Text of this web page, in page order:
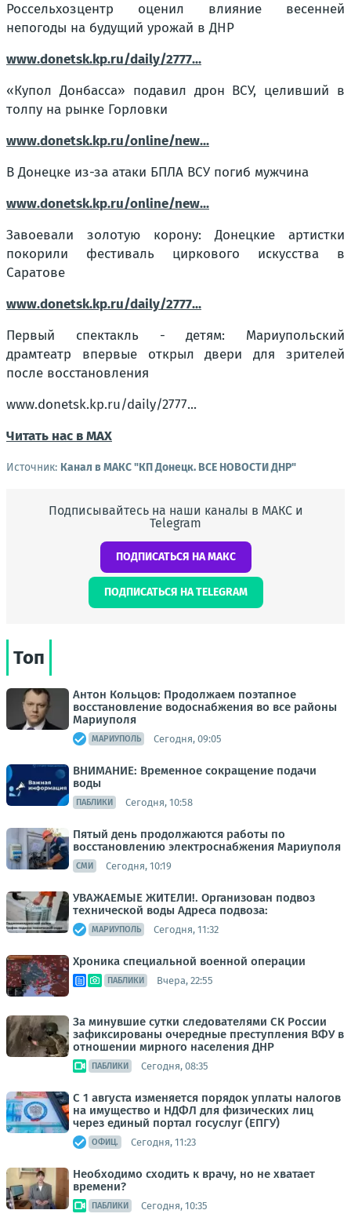
Россельхозцентр оценил влияние весенней
непогоды на будущий урожай в ДНР
www.donetsk.kp.ru/daily/2777...
«Купол Донбасса» подавил дрон ВСУ, целивший в
толпу на рынке Горловки
www.donetsk.kp.ru/online/new...
В Донецке из-за атаки БПЛА ВСУ погиб мужчина
www.donetsk.kp.ru/online/new...
Завоевали золотую корону: Донецкие артистки
покорили фестиваль циркового искусства в
Саратове
www.donetsk.kp.ru/daily/2777...
Первый спектакль - детям: Мариупольский
драмтеатр впервые открыл двери для зрителей
после восстановления
www.donetsk.kp.ru/daily/2777...
Читать нас в МАХ
Источник: Канал в МАКС "КП Донeцк. ВСЕ НОВОСТИ ДНР"
Подписывайтесь на наши каналы в МАКС и
Telegram
ПОДПИСАТЬСЯ НА МАКС
ПОДПИСАТЬСЯ НА TELEGRAM
Топ
Антон Кольцов: Продолжаем поэтапное
восстановление водоснабжения во все районы
Мариуполя
МАРИУПОЛЬ Сегодня, 09:05
ВНИМАНИЕ: Временное сокращение подачи
воды
ПАБЛИКИ Сегодня, 10:58
Пятый день продолжаются работы по
восстановлению электроснабжения Мариуполя
СМИ Сегодня, 10:19
УВАЖАЕМЫЕ ЖИТЕЛИ!. Организован подвоз
технической воды Адреса подвоза:
МАРИУПОЛЬ Сегодня, 11:32
Хроника специальной военной операции
ПАБЛИКИ Вчера, 22:55
За минувшие сутки следователями СК России
зафиксированы очередные преступления ВФУ в
отношении мирного населения ДНР
ПАБЛИКИ Сегодня, 08:35
С 1 августа изменяется порядок уплаты налогов
на имущество и НДФЛ для физических лиц
через единый портал госуслуг (ЕПГУ)
ОФИЦ. Сегодня, 11:23
Необходимо сходить к врачу, но не хватает
времени?
ПАБЛИКИ Сегодня, 10:35